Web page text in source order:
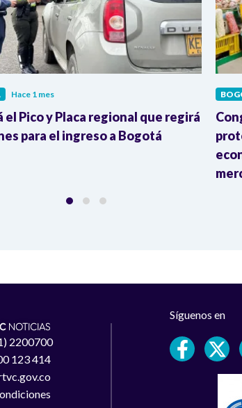
Hace 1 mes
el Pico y Placa regional que regirá
para el ingreso a Bogotá
2200700
123 414
Síguenos en